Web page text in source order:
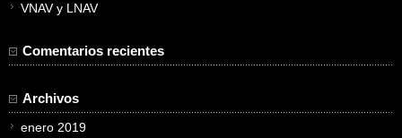
VNAV y LNAV
Comentarios recientes
Archivos
enero 2019